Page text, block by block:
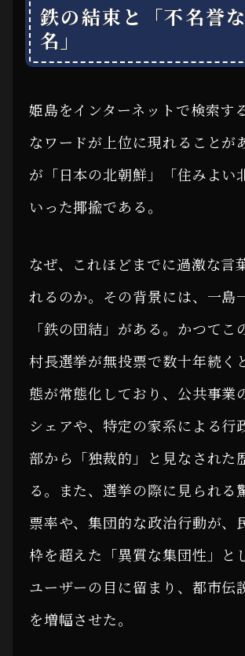
鉄の結束と「不名誉
名」
姫島をインターネットで検索す
なワードが上位に現れることが
が「日本の北朝鮮」「住みよい
いった揶揄である。
なぜ、これほどまでに過激な言
れるのか。その背景には、一島
「鉄の団結」がある。かつてこ
村長選挙が無投票で数十年続く
態が常態化しており、公共事業
シェアや、特定の家系による行
部から「独裁的」と見なされた
る。また、選挙の際に見られる
票率や、集団的な政治行動が、
枠を超えた「異質な集団性」と
ユーザーの目に留まり、都市伝
を増幅させた。